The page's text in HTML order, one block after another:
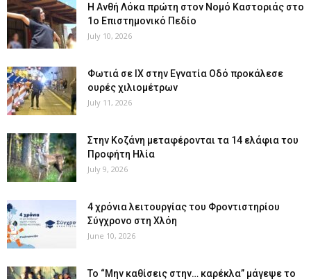
Η Ανθή Λόκα πρώτη στον Νομό Καστοριάς στο
1ο Επιστημονικό Πεδίο
July 10, 2026
Φωτιά σε ΙΧ στην Εγνατία Οδό προκάλεσε
ουρές χιλιομέτρων
July 11, 2026
Στην Κοζάνη μεταφέρονται τα 14 ελάφια του
Προφήτη Ηλία
July 9, 2026
4 χρόνια λειτουργίας του Φροντιστηρίου
Σύγχρονο στη Χλόη
June 10, 2026
Το “Μην καθίσεις στην… καρέκλα” μάγεψε το